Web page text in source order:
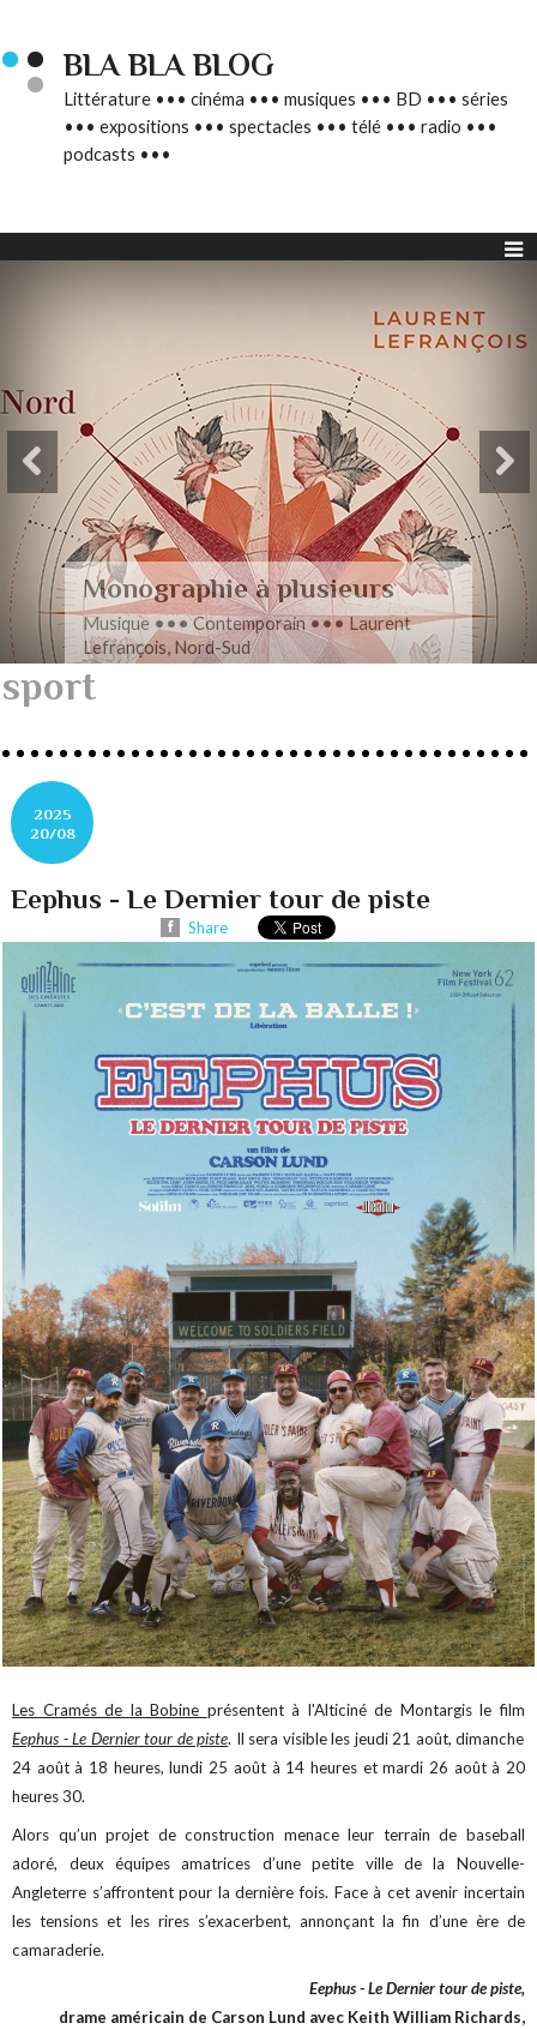
BLA BLA BLOG
Littérature ••• cinéma ••• musiques ••• BD ••• séries
••• expositions ••• spectacles ••• télé ••• radio •••
podcasts •••
Romance en musique
Musique ••• Contemporain ••• Nathan
Henninger, Romanza pour cordes
sport
2025
20/08
Eephus - Le Dernier tour de piste
Share
Les Cramés de la Bobine présentent à l'Alticiné de Montargis le film
Eephus - Le Dernier tour de piste. Il sera visible les jeudi 21 août, dimanche
24 août à 18 heures, lundi 25 août à 14 heures et mardi 26 août à 20
heures 30.
Alors qu’un projet de construction menace leur terrain de baseball
adoré, deux équipes amatrices d’une petite ville de la Nouvelle-
Angleterre s’affrontent pour la dernière fois. Face à cet avenir incertain
les tensions et les rires s’exacerbent, annonçant la fin d’une ère de
camaraderie.
Eephus - Le Dernier tour de piste,
drame américain de Carson Lund avec Keith William Richards,